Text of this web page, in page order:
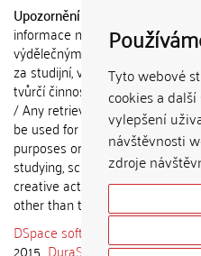
Tyto webové
cookies a
vylepšení
návštěvnosti
zdroje
Upozornění / Notice:
informace nemohou být použity
výdělečným účelům nebo
za studijní, vědeckou nebo jinou
tvůrčí činnost jiné osoby než
/ Any retrieved information
be used for any commercial
purposes or claimed as results
studying, scientific or any other
creative activities of any person
other than the author.
DSpace software
copyright ©
2015 DuraSpace